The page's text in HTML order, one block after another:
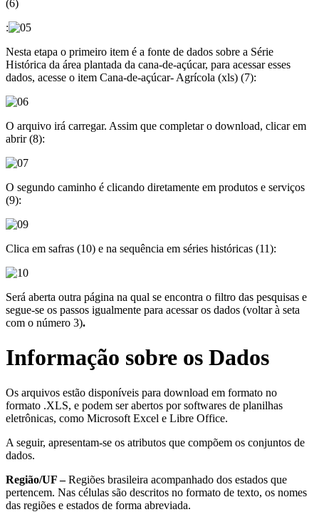
(6)
:
Nesta etapa o primeiro item é a fonte de dados sobre a Série
Histórica da área plantada da cana-de-açúcar, para acessar esses
dados, acesse o item Cana-de-açúcar- Agrícola (xls) (7):
O arquivo irá carregar. Assim que completar o download, clicar em
abrir (8):
O segundo caminho é clicando diretamente em produtos e serviços
(9):
Clica em safras (10) e na sequência em séries históricas (11):
Será aberta outra página na qual se encontra o filtro das pesquisas e
segue-se os passos igualmente para acessar os dados (voltar à seta
com o número 3).
Informação sobre os Dados
Os arquivos estão disponíveis para download em formato no
formato .XLS, e podem ser abertos por softwares de planilhas
eletrônicas, como Microsoft Excel e Libre Office.
A seguir, apresentam-se os atributos que compõem os conjuntos de
dados.
Região/UF –Regiões brasileira acompanhado dos estados que
pertencem. Nas células são descritos no formato de texto, os nomes
das regiões e estados de forma abreviada.